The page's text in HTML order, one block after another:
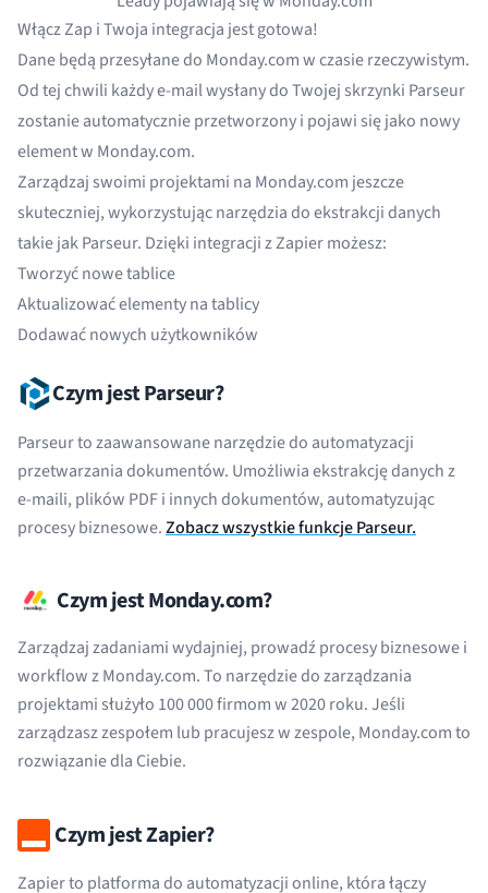
Włącz Zap i Twoja integracja jest gotowa!
Dane będą przesyłane do Monday.com w czasie rzeczywistym.
Od tej chwili każdy e-mail wysłany do Twojej skrzynki Parseur
zostanie automatycznie przetworzony i pojawi się jako nowy
element w Monday.com.
Zarządzaj swoimi projektami na Monday.com jeszcze
skuteczniej, wykorzystując narzędzia do ekstrakcji danych
takie jak Parseur. Dzięki integracji z Zapier możesz:
Tworzyć nowe tablice
Aktualizować elementy na tablicy
Dodawać nowych użytkowników
Czym jest Parseur?
Parseur to zaawansowane narzędzie do automatyzacji
przetwarzania dokumentów. Umożliwia ekstrakcję danych z
e-maili, plików PDF i innych dokumentów, automatyzując
procesy biznesowe.Zobacz wszystkie funkcje Parseur.
Czym jest Monday.com?
Zarządzaj zadaniami wydajniej, prowadź procesy biznesowe i
workflow z Monday.com. To narzędzie do zarządzania
projektami służyło 100 000 firmom w 2020 roku. Jeśli
zarządzasz zespołem lub pracujesz w zespole, Monday.com to
rozwiązanie dla Ciebie.
Czym jest Zapier?
Zapier to platforma do automatyzacji online, która łączy